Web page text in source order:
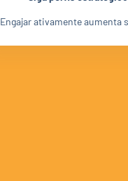
Engajar ativamente aumenta